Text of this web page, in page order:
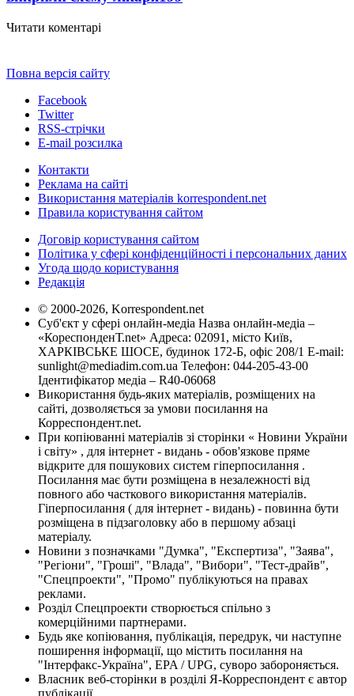
Читати коментарі
Повна версія сайту
Facebook
Twitter
RSS-стрічки
E-mail розсилка
Контакти
Реклама на сайті
Використання матеріалів korrespondent.net
Правила користування сайтом
Договір користування сайтом
Політика у сфері конфіденційності і персональних даних
Угода щодо користування
Редакція
© 2000-2026, Korrespondent.net
Суб'єкт у сфері онлайн-медіа Назва онлайн-медіа –
«КореспонденТ.net» Адреса: 02091, місто Київ,
ХАРКІВСЬКЕ ШОСЕ, будинок 172-Б, офіс 208/1 E-mail:
sunlight@mediadim.com.ua Телефон: 044-205-43-00
Ідентифікатор медіа – R40-06068
Використання будь-яких матеріалів, розміщених на
сайті, дозволяється за умови посилання на
Корреспондент.net.
При копіюванні матеріалів зі сторінки « Новини України
і світу» , для інтернет - видань - обов'язкове пряме
відкрите для пошукових систем гіперпосилання .
Посилання має бути розміщена в незалежності від
повного або часткового використання матеріалів.
Гіперпосилання ( для інтернет - видань) - повинна бути
розміщена в підзаголовку або в першому абзаці
матеріалу.
Новини з позначками "Думка", "Експертиза", "Заява",
"Регіони", "Гроші", "Влада", "Вибори", "Тест-драйв",
"Спецпроекти", "Промо" публікуються на правах
реклами.
Розділ Спецпроекти створюється спільно з
комерційними партнерами.
Будь яке копіювання, публікація, передрук, чи наступне
поширення інформації, що містить посилання на
"Інтерфакс-Україна", EPA / UPG, суворо забороняється.
Власник веб-сторінки в розділі Я-Корреспондент є автор